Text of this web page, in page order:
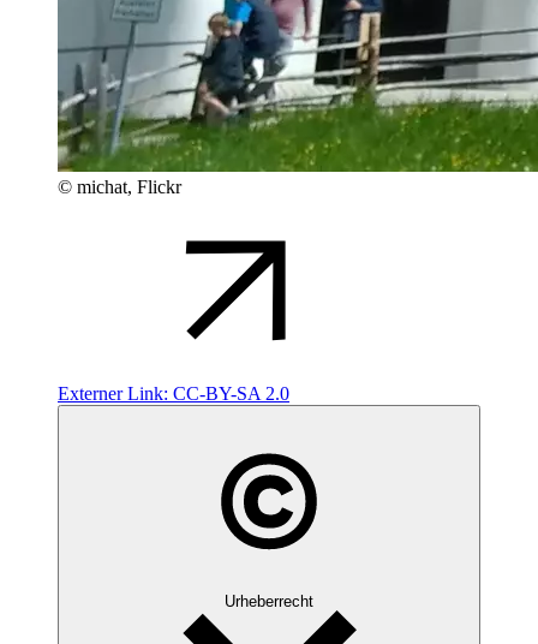
© michat, Flickr
Externer Link: CC-BY-SA 2.0
Urheberrecht